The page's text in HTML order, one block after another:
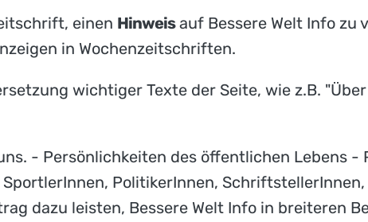
einen Hinweisauf Bessere Welt Info zu
in Wochenzeitschriften.
wichtiger Texte der Seite, wie z.B.
- Persönlichkeiten des öffentlichen Lebens -
PolitikerInnen, SchriftstellerInnen,
dazu leisten, Bessere Welt Info in breiteren